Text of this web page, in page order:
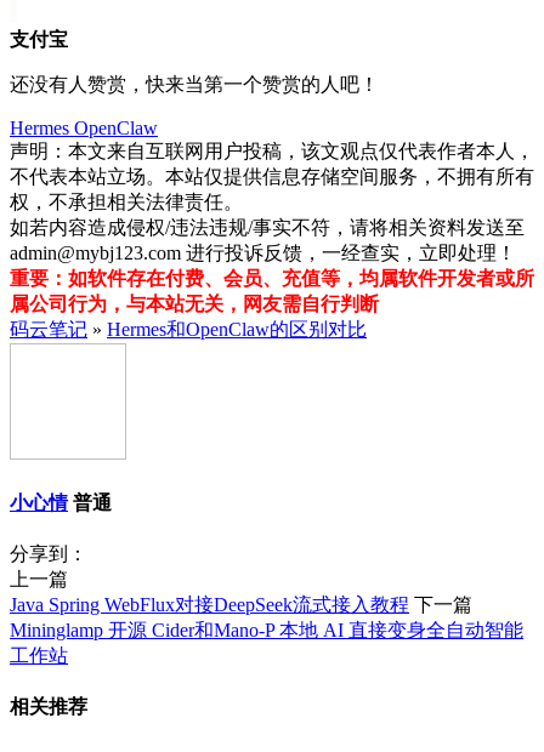
支付宝
还没有人赞赏，快来当第一个赞赏的人吧！
Hermes OpenClaw
声明：本文来自互联网用户投稿，该文观点仅代表作者本人，
不代表本站立场。本站仅提供信息存储空间服务，不拥有所有
权，不承担相关法律责任。
如若内容造成侵权/违法违规/事实不符，请将相关资料发送至
admin@mybj123.com 进行投诉反馈，一经查实，立即处理！
重要：如软件存在付费、会员、充值等，均属软件开发者或所
属公司行为，与本站无关，网友需自行判断
码云笔记 » Hermes和OpenClaw的区别对比
小心情 普通
分享到：
上一篇
Java Spring WebFlux对接DeepSeek流式接入教程 下一篇
Mininglamp 开源 Cider和Mano-P 本地 AI 直接变身全自动智能
工作站
相关推荐